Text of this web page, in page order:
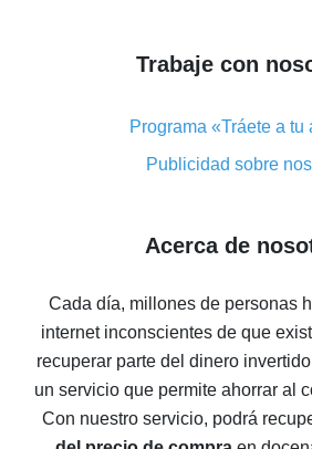
compras
AliExpress
Cómo obtener el reembolso en
sencillas de recuperar
Reembolso del 10% en
posible
Trabaje con
Programa «Tráete a tu
Publicidad sobre
Acerca de
Cada día, millones de personas
internet inconscientes de que
recuperar parte del dinero
un servicio que permite ahorrar al
Con nuestro servicio, podrá